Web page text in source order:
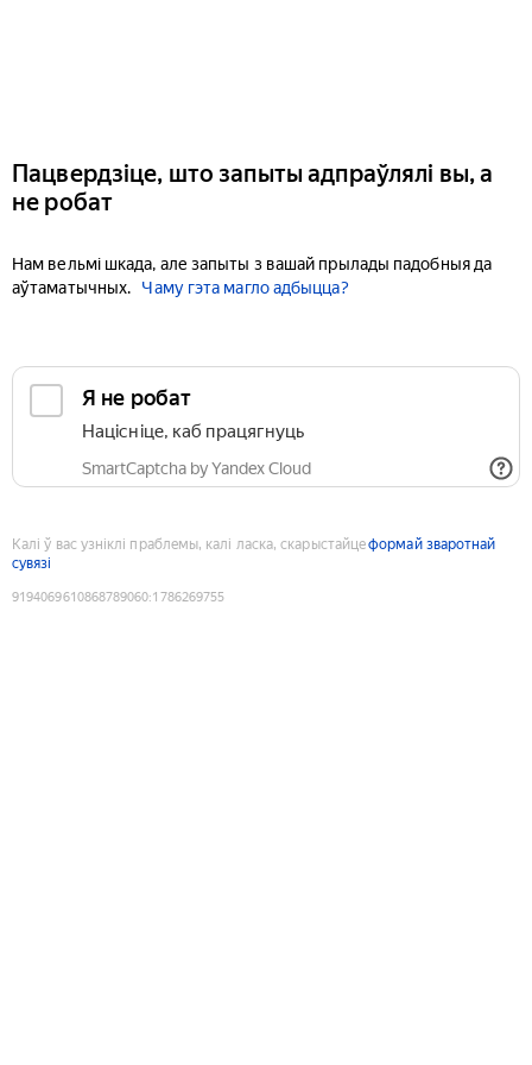
Пацвердзіце, што запыты адпраўлялі вы, а
не робат
Нам вельмі шкада, але запыты з вашай прылады падобныя да
аўтаматычных.
Чаму гэта магло адбыцца?
Я не робат
Націсніце, каб працягнуць
SmartCaptcha by Yandex Cloud
Калі ў вас узніклі праблемы, калі ласка, скарыстайцеформай зваротнай
сувязі
9194069610868789060:1786269755